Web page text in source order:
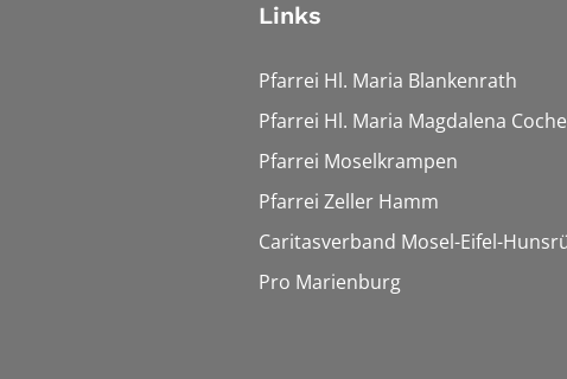
Links
Pfarrei Hl. Maria Blankenrath
Pfarrei Hl. Maria Magdalena
Pfarrei Moselkrampen
Pfarrei Zeller Hamm
Caritasverband Mosel-Eifel-
Pro Marienburg